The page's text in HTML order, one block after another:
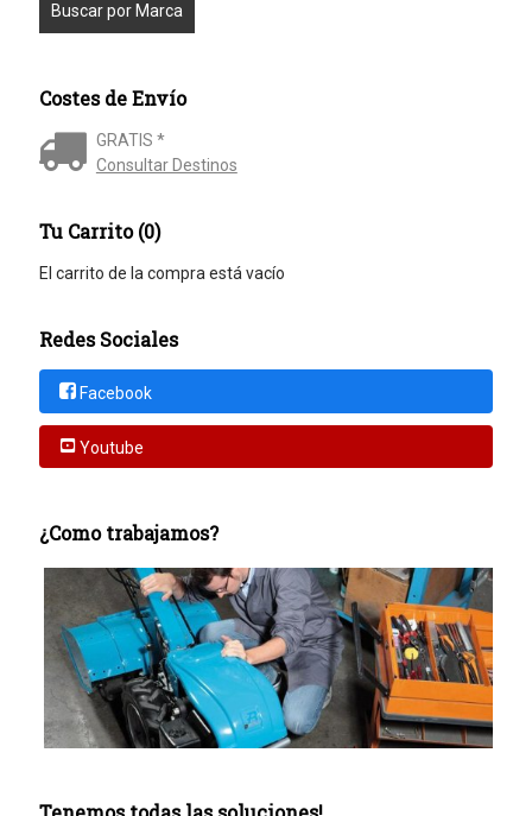
Costes de Envío
GRATIS *
Consultar Destinos
Tu Carrito (0)
El carrito de la compra está vacío
Redes Sociales
Facebook
Youtube
¿Como trabajamos?